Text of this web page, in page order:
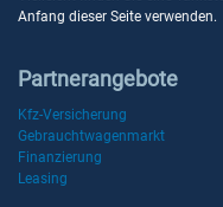
Anfang dieser Seite verwenden.
Partnerangebote
Kfz-Versicherung
Gebrauchtwagenmarkt
Finanzierung
Leasing